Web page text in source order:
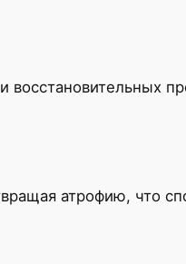
атрофию, что